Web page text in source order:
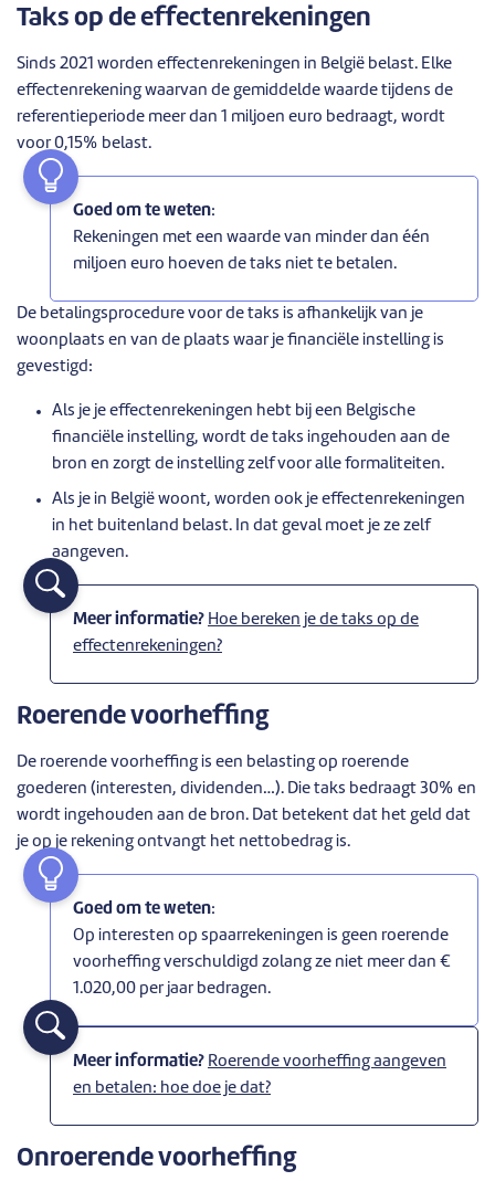
Taks op de effectenrekeningen
Sinds 2021 worden effectenrekeningen in België belast. Elke
effectenrekening waarvan de gemiddelde waarde tijdens de
referentieperiode meer dan 1 miljoen euro bedraagt, wordt
voor 0,15% belast.
Goed om te weten:
Rekeningen met een waarde van minder dan één
miljoen euro hoeven de taks niet te betalen.
De betalingsprocedure voor de taks is afhankelijk van je
woonplaats en van de plaats waar je financiële instelling is
gevestigd:
Als je je effectenrekeningen hebt bij een Belgische
financiële instelling, wordt de taks ingehouden aan de
bron en zorgt de instelling zelf voor alle formaliteiten.
Als je in België woont, worden ook je effectenrekeningen
in het buitenland belast. In dat geval moet je ze zelf
aangeven.
Meer informatie? Hoe bereken je de taks op de
effectenrekeningen?
Roerende voorheffing
De roerende voorheffing is een belasting op roerende
goederen (interesten, dividenden…). Die taks bedraagt 30% en
wordt ingehouden aan de bron. Dat betekent dat het geld dat
je op je rekening ontvangt het nettobedrag is.
Goed om te weten:
Op interesten op spaarrekeningen is geen roerende
voorheffing verschuldigd zolang ze niet meer dan €
1.020,00 per jaar bedragen.
Meer informatie? Roerende voorheffing aangeven
en betalen: hoe doe je dat?
Onroerende voorheffing